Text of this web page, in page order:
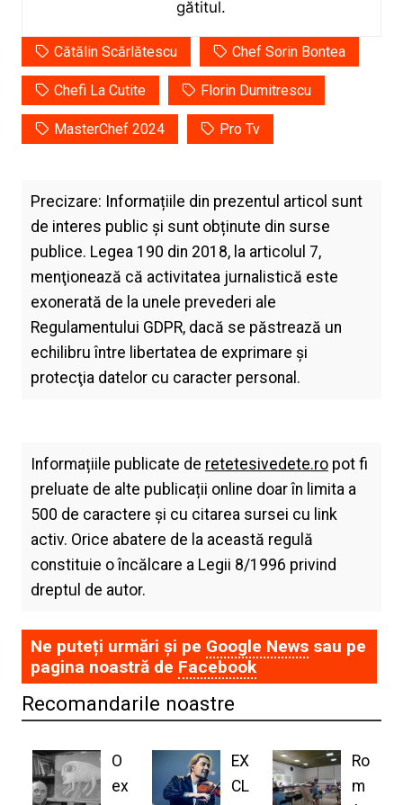
gătitul.
Cătălin Scărlătescu Chef Sorin Bontea
Chefi La Cutite Florin Dumitrescu
MasterChef 2024 Pro Tv
Precizare: Informațiile din prezentul articol sunt
de interes public și sunt obținute din surse
publice. Legea 190 din 2018, la articolul 7,
menţionează că activitatea jurnalistică este
exonerată de la unele prevederi ale
Regulamentului GDPR, dacă se păstrează un
echilibru între libertatea de exprimare şi
protecţia datelor cu caracter personal.
Informațiile publicate de retetesivedete.ropot fi
preluate de alte publicații online doar în limita a
500 de caractere și cu citarea sursei cu link
activ. Orice abatere de la această regulă
constituie o încălcare a Legii 8/1996 privind
dreptul de autor.
Ne puteți urmări și pe Google Newssau pe
pagina noastră de Facebook
Recomandarile noastre
O
ex
EX
CL
Ro
m